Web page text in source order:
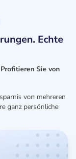
Echte
Sie von
von mehreren
ganz persönliche